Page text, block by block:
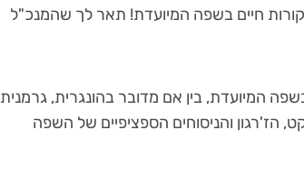
קורות חיים בשפה המיועדת! תאר לך שהמנכ"ל
המיועדת, בין אם מדובר בהונגרית, גרמנית
הז'רגון והניסוחים הספציפיים של השפה